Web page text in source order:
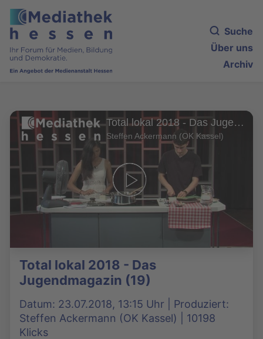
Suche
Über uns
Archiv
Total lokal 2018 - Das Jugendmagazin (19)
Steffen Ackermann (OK Kassel)
Total lokal 2018 - Das
Jugendmagazin (19)
Datum: 23.07.2018, 13:15 Uhr | Produziert:
Steffen Ackermann (OK Kassel) | 10198
Klicks